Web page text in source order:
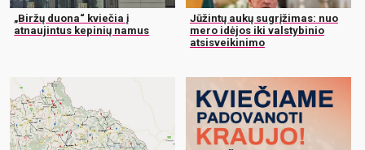
„Biržų duona“ kviečia į
atnaujintus kepinių namus
Jūžintų aukų sugrįžimas: nuo
mero idėjos iki valstybinio
atsisveikinimo